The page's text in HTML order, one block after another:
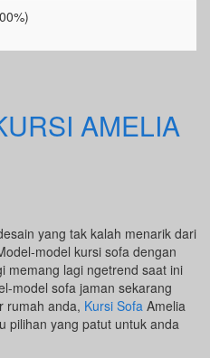
AMELIA
yang tak kalah menarik dari
model kursi sofa dengan
memang lagi ngetrend saat ini
model sofa jaman sekarang
rumah anda, Kursi Sofa Amelia
pilihan yang patut untuk anda